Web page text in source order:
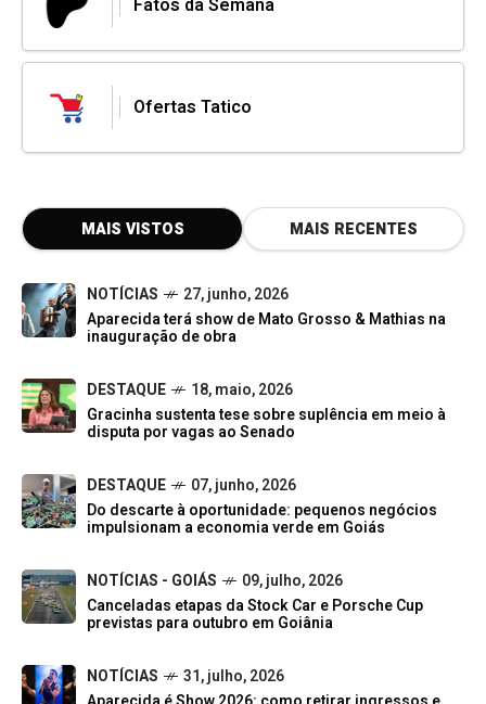
Fatos da Semana
Ofertas Tatico
MAIS VISTOS MAIS RECENTES
NOTÍCIAS
27, junho, 2026
Aparecida terá show de Mato Grosso & Mathias na
inauguração de obra
DESTAQUE
18, maio, 2026
Gracinha sustenta tese sobre suplência em meio à
disputa por vagas ao Senado
DESTAQUE
07, junho, 2026
Do descarte à oportunidade: pequenos negócios
impulsionam a economia verde em Goiás
NOTÍCIAS - GOIÁS
09, julho, 2026
Canceladas etapas da Stock Car e Porsche Cup
previstas para outubro em Goiânia
NOTÍCIAS
31, julho, 2026